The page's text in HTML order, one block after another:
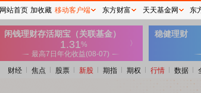
财经 焦点 股票 新股 期指 期权 行情 数据
网站首页 加收藏 移动客户端 东方财富 天天基金网 东